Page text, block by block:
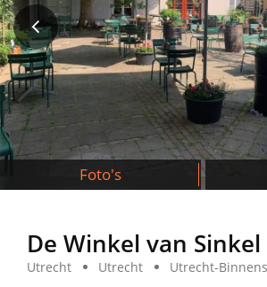
Foto's
De Winkel van Sinkel
Utrecht Utrecht Utrecht-